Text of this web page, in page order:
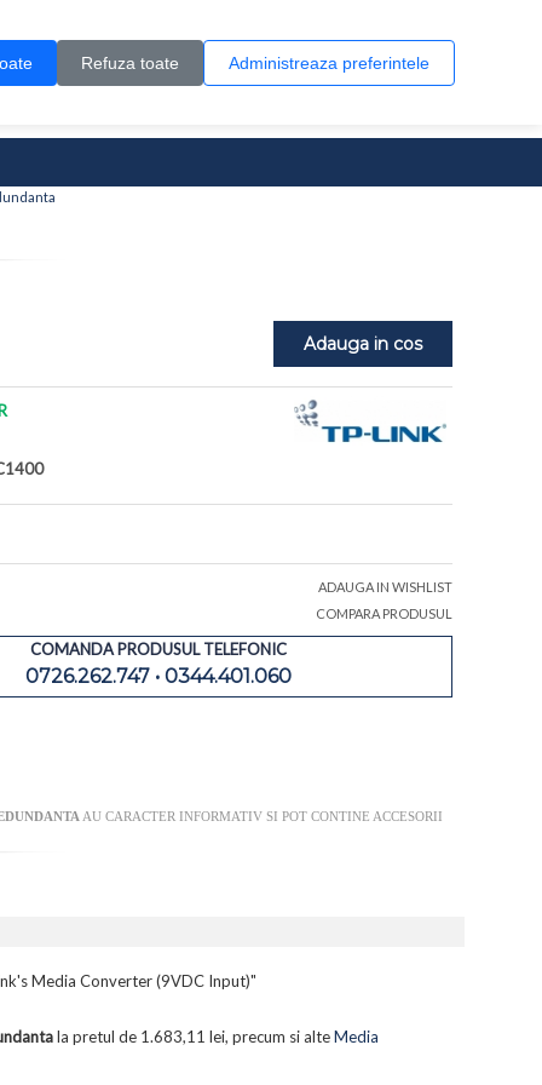
Refuza toate Administreaza preferintele
0 produs(e)
Adauga in cos
ADAUGA IN WISHLIST
COMPARA PRODUSUL
COMANDA PRODUSUL TELEFONIC
0726.262.747 • 0344.401.060
AU CARACTER INFORMATIV SI POT CONTINE ACCESORII
Media Converter (9VDC Input)"
la pretul de 1.683,11 lei, precum si alteMedia